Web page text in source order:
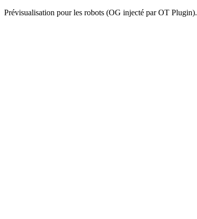
Prévisualisation pour les robots (OG injecté par OT Plugin).